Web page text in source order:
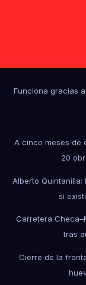
Funciona gracias
A cinco meses de
20
Alberto Quintanilla:
si
Carretera
tras
Cierre de la